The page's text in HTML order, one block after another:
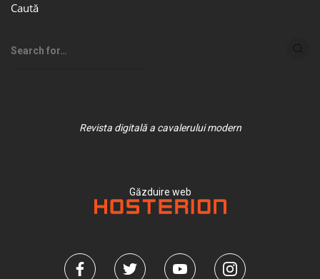
Caută
Revista digitală a cavalerului modern
Găzduire web